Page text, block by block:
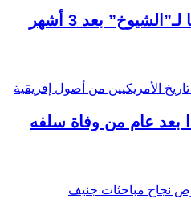
بنين: باتريس تالون رئيسًا لـ”الشيوخ” بعد 3 أشهر
بعد عام من وفاة سلفه